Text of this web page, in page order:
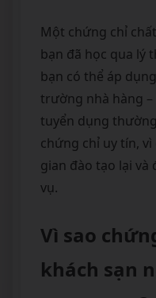
Một chứng chỉ
bạn đã học qua lý
bạn có thể áp
trường nhà hàng
tuyển dụng
chứng chỉ uy tín,
gian đào tạo lại và
vụ.
Vì sao
khách sạn